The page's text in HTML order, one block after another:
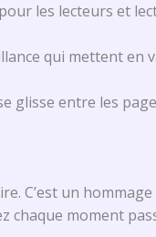
les lecteurs et
qui mettent en
glisse entre les
C’est un
chaque moment